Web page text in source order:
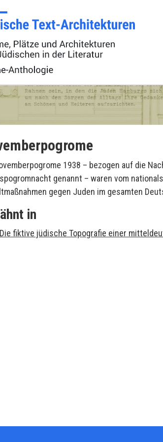
1938 – bezogen auf die
genannt – waren vom
gegen Juden im gesamten
in
Die fiktive jüdische Topografie einer